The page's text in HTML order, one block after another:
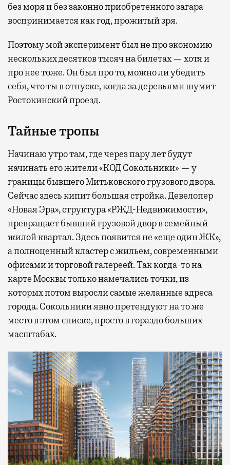
без моря и без законно приобретенного загара
воспринимается как год, прожитый зря.
Поэтому мой эксперимент был не про экономию
нескольких десятков тысяч на билетах — хотя и
про нее тоже. Он был про то, можно ли убедить
себя, что ты в отпуске, когда за деревьями шумит
Ростокинский проезд.
Тайные тропы
Начинаю утро там, где через пару лет будут
начинать его жители «КОД Сокольники» — у
границы бывшего Митьковского грузового двора.
Сейчас здесь кипит большая стройка. Девелопер
«Новая Эра», структура «РЖД-Недвижимости»,
превращает бывший грузовой двор в семейный
жилой квартал. Здесь появится не «еще один ЖК»,
а полноценный кластер с жильем, современными
офисами и торговой галереей. Так когда-то на
карте Москвы только намечались точки, из
которых потом выросли самые желанные адреса
города. Сокольники явно претендуют на то же
место в этом списке, просто в гораздо больших
масштабах.